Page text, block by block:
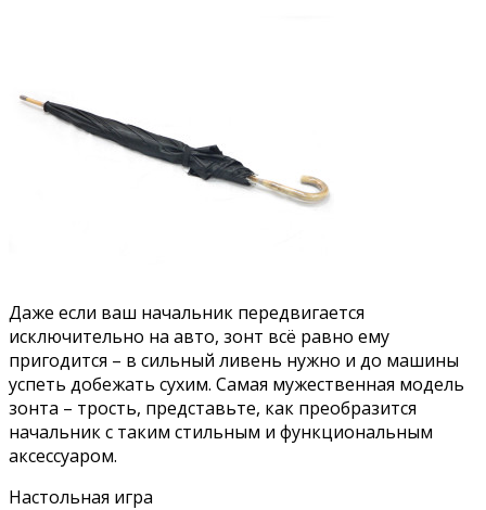
Даже если ваш начальник передвигается
исключительно на авто, зонт всё равно ему
пригодится – в сильный ливень нужно и до машины
успеть добежать сухим. Самая мужественная модель
зонта – трость, представьте, как преобразится
начальник с таким стильным и функциональным
аксессуаром.
Настольная игра